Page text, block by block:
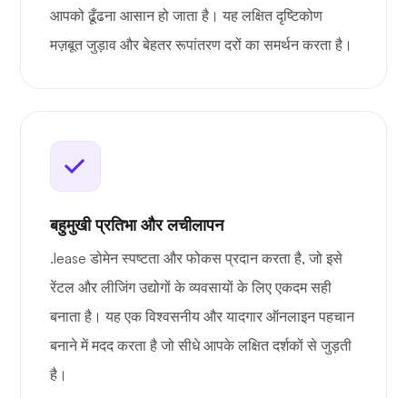
आपको ढूँढना आसान हो जाता है। यह लक्षित दृष्टिकोण
मज़बूत जुड़ाव और बेहतर रूपांतरण दरों का समर्थन करता है।
बहुमुखी प्रतिभा और लचीलापन
.lease डोमेन स्पष्टता और फोकस प्रदान करता है, जो इसे
रेंटल और लीजिंग उद्योगों के व्यवसायों के लिए एकदम सही
बनाता है। यह एक विश्वसनीय और यादगार ऑनलाइन पहचान
बनाने में मदद करता है जो सीधे आपके लक्षित दर्शकों से जुड़ती
है।